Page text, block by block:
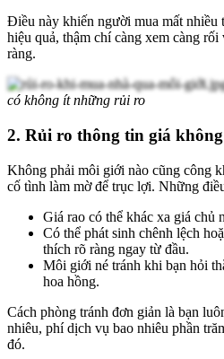
Điều này khiến người mua mất
hiệu quả, thậm chí càng xem càng
ràng.
có không ít những rủi ro
2. Rủi ro thông tin giá
Không phải môi giới nào cũng công
cố tình làm mờ để trục lợi. Những
Giá rao có thể khác xa giá chủ
Có thể phát sinh chênh lệch
thích rõ ràng ngay từ đầu.
Môi giới né tránh khi bạn hỏi
hoa hồng.
Cách phòng tránh đơn giản là bạn
nhiêu, phí dịch vụ bao nhiêu phần
đó.